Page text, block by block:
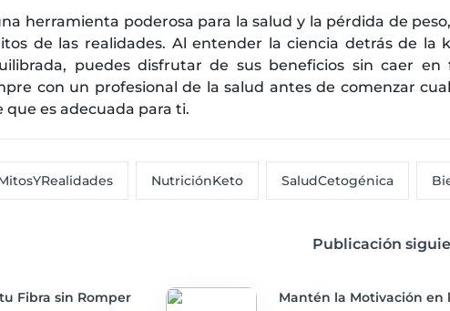
herramienta poderosa para la salud y la pérdida de
de las realidades. Al entender la ciencia detrás de la
puedes disfrutar de sus beneficios sin caer en
con un profesional de la salud antes de comenzar
es adecuada para ti.
NutriciónKeto SaludCetogénica
Publicación
Fibra sin Romper
Mantén la Motivación en